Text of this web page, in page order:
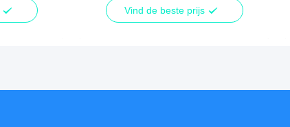
Vind de beste prijs